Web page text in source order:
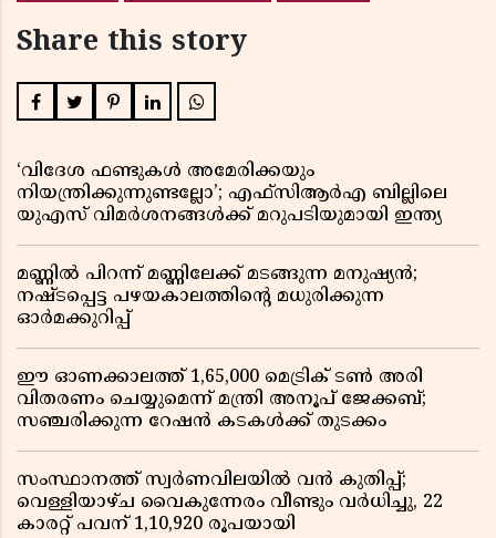
Share this story
‘വിദേശ ഫണ്ടുകൾ അമേരിക്കയും
നിയന്ത്രിക്കുന്നുണ്ടല്ലോ’; എഫ്സിആർഎ ബില്ലിലെ
യുഎസ് വിമർശനങ്ങൾക്ക് മറുപടിയുമായി ഇന്ത്യ
മണ്ണിൽ പിറന്ന് മണ്ണിലേക്ക് മടങ്ങുന്ന മനുഷ്യൻ;
നഷ്ടപ്പെട്ട പഴയകാലത്തിൻ്റെ മധുരിക്കുന്ന
ഓർമക്കുറിപ്പ്
ഈ ഓണക്കാലത്ത് 1,65,000 മെട്രിക് ടൺ അരി
വിതരണം ചെയ്യുമെന്ന് മന്ത്രി അനൂപ് ജേക്കബ്;
സഞ്ചരിക്കുന്ന റേഷൻ കടകൾക്ക് തുടക്കം
സംസ്ഥാനത്ത് സ്വർണവിലയിൽ വൻ കുതിപ്പ്;
വെള്ളിയാഴ്ച വൈകുന്നേരം വീണ്ടും വർധിച്ചു, 22
കാരറ്റ് പവന് 1,10,920 രൂപയായി